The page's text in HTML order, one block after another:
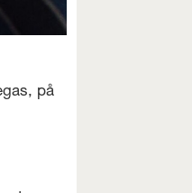
på